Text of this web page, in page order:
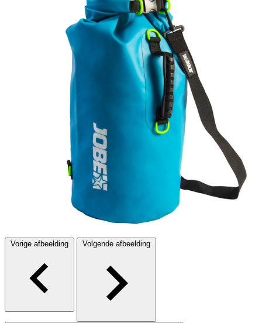
Vorige afbeelding Volgende afbeelding